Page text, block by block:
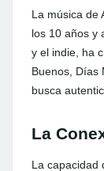
La música de
los 10 años y
y el indie, ha
Buenos, Días
busca
La
La capacidad